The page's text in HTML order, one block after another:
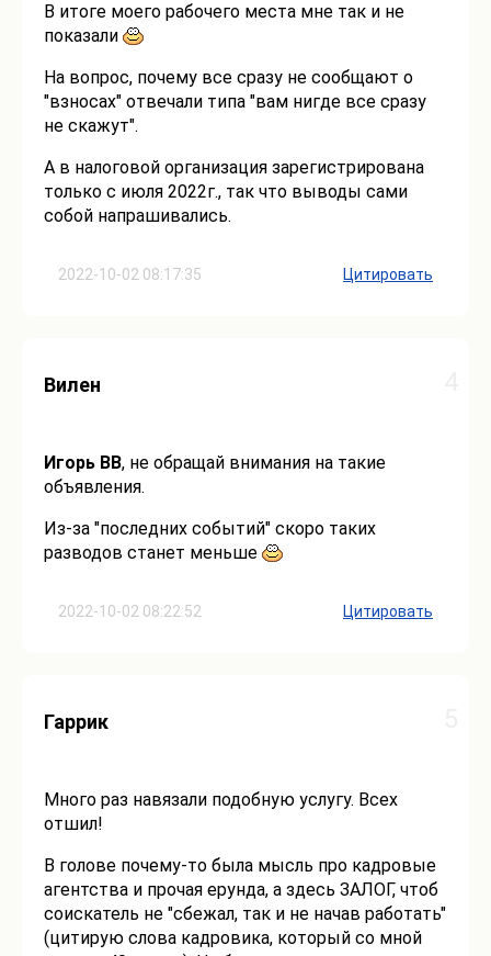
2022-10-02 08:17:35
В итоге моего рабочего места мне так и не
показали
На вопрос, почему все сразу не сообщают о
"взносах" отвечали типа "вам нигде все сразу
не скажут".
А в налоговой организация зарегистрирована
только с июля 2022г., так что выводы сами
собой напрашивались.
Цитировать
2022-10-02 08:22:52
Вилен
Игорь ВВ, не обращай внимания на такие
объявления.
Из-за "последних событий" скоро таких
разводов станет меньше
Цитировать
Гаррик
Много раз навязали подобную услугу. Всех
отшил!
В голове почему-то была мысль про кадровые
агентства и прочая ерунда, а здесь ЗАЛОГ, чтоб
соискатель не "сбежал, так и не начав работать"
(цитирую слова кадровика, который со мной